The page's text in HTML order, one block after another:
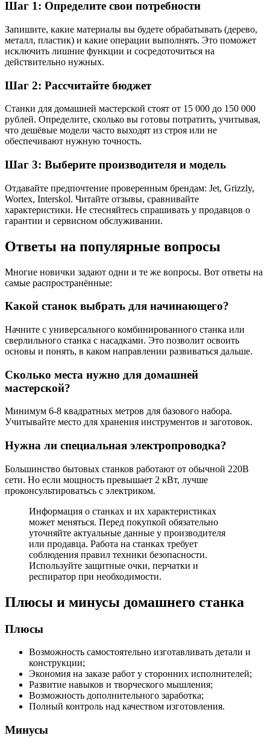
Шаг 1: Определите свои потребности
Запишите, какие материалы вы будете обрабатывать (дерево,
металл, пластик) и какие операции выполнять. Это поможет
исключить лишние функции и сосредоточиться на
действительно нужных.
Шаг 2: Рассчитайте бюджет
Станки для домашней мастерской стоят от 15 000 до 150 000
рублей. Определите, сколько вы готовы потратить, учитывая,
что дешёвые модели часто выходят из строя или не
обеспечивают нужную точность.
Шаг 3: Выберите производителя и модель
Отдавайте предпочтение проверенным брендам: Jet, Grizzly,
Wortex, Interskol. Читайте отзывы, сравнивайте
характеристики. Не стесняйтесь спрашивать у продавцов о
гарантии и сервисном обслуживании.
Ответы на популярные вопросы
Многие новички задают одни и те же вопросы. Вот ответы на
самые распространённые:
Какой станок выбрать для начинающего?
Начните с универсального комбинированного станка или
сверлильного станка с насадками. Это позволит освоить
основы и понять, в каком направлении развиваться дальше.
Сколько места нужно для домашней
мастерской?
Минимум 6-8 квадратных метров для базового набора.
Учитывайте место для хранения инструментов и заготовок.
Нужна ли специальная электропроводка?
Большинство бытовых станков работают от обычной 220В
сети. Но если мощность превышает 2 кВт, лучше
проконсультироватьсь с электриком.
Информация о станках и их характеристиках
может меняться. Перед покупкой обязательно
уточняйте актуальные данные у производителя
или продавца. Работа на станках требует
соблюдения правил техники безопасности.
Используйте защитные очки, перчатки и
респиратор при необходимости.
Плюсы и минусы домашнего станка
Плюсы
Возможность самостоятельно изготавливать детали и
конструкции;
Экономия на заказе работ у сторонних исполнителей;
Развитие навыков и творческого мышления;
Возможность дополнительного заработка;
Полный контроль над качеством изготовления.
Минусы